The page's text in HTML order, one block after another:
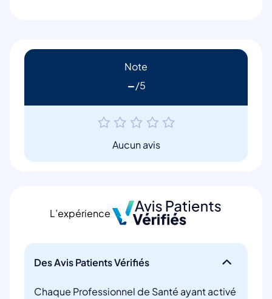
Note
-
Aucun avis
L’expérience
Des Avis Patients Vérifiés
Chaque Professionnel de Santé ayant activé